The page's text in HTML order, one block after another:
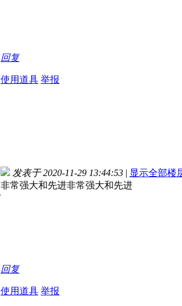
回复
使用道具 举报
发表于 2020-11-29 13:44:53 | 显示全部楼
非常强大和先进非常强大和先进
回复
使用道具 举报